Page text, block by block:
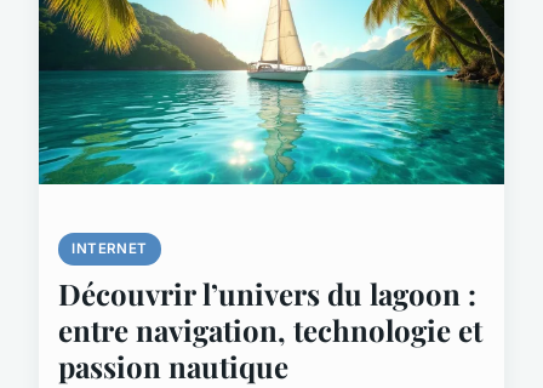
INTERNET
Découvrir l’univers du lagoon :
entre navigation, technologie et
passion nautique